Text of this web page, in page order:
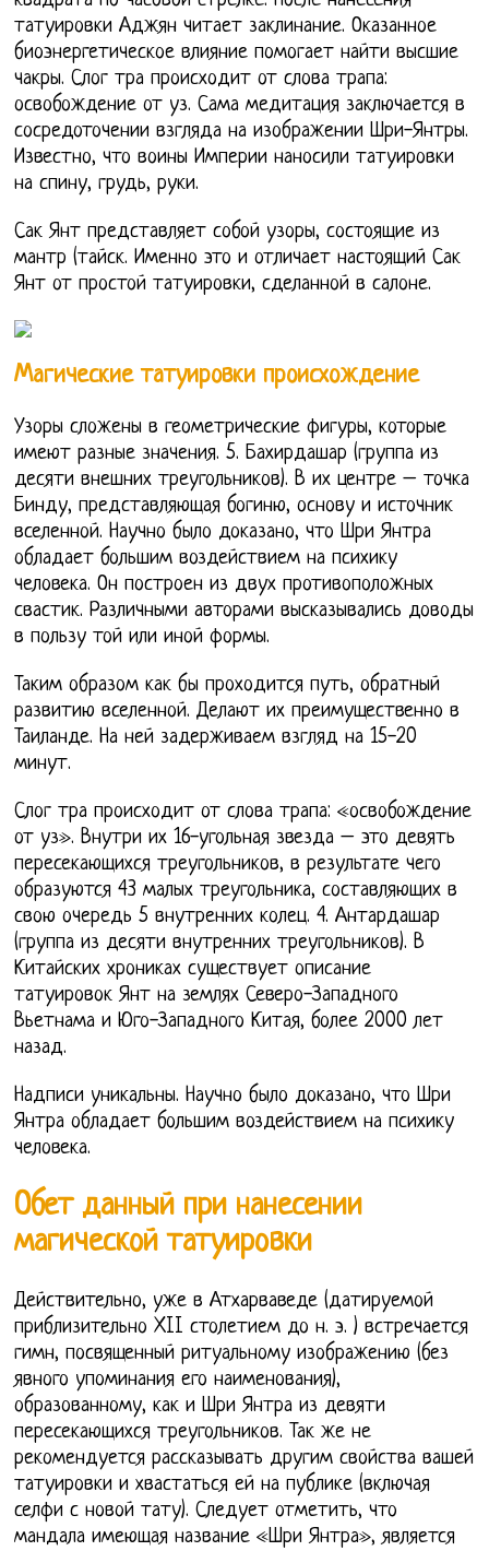
татуировки Аджян читает заклинание. Оказанное
биоэнергетическое влияние помогает найти высшие
чакры. Слог тра происходит от слова трапа:
освобождение от уз. Сама медитация заключается в
сосредоточении взгляда на изображении Шри-Янтры.
Известно, что воины Империи наносили татуировки
на спину, грудь, руки.
Сак Янт представляет собой узоры, состоящие из
мантр (тайск. Именно это и отличает настоящий Сак
Янт от простой татуировки, сделанной в салоне.
Магические татуировки происхождение
Узоры сложены в геометрические фигуры, которые
имеют разные значения. 5. Бахирдашар (группа из
десяти внешних треугольников). В их центре – точка
Бинду, представляющая богиню, основу и источник
вселенной. Научно было доказано, что Шри Янтра
обладает большим воздействием на психику
человека. Он построен из двух противоположных
свастик. Различными авторами высказывались доводы
в пользу той или иной формы.
Таким образом как бы проходится путь, обратный
развитию вселенной. Делают их преимущественно в
Таиланде. На ней задерживаем взгляд на 15-20
минут.
Слог тра происходит от слова трапа: «освобождение
от уз». Внутри их 16-угольная звезда – это девять
пересекающихся треугольников, в результате чего
образуются 43 малых треугольника, составляющих в
свою очередь 5 внутренних колец. 4. Антардашар
(группа из десяти внутренних треугольников). В
Китайских хрониках существует описание
татуировок Янт на землях Северо-Западного
Вьетнама и Юго-Западного Китая, более 2000 лет
назад.
Надписи уникальны. Научно было доказано, что Шри
Янтра обладает большим воздействием на психику
человека.
Обет данный при нанесении
магической татуировки
Действительно, уже в Атхарваведе (датируемой
приблизительно XII столетием до н. э. ) встречается
гимн, посвященный ритуальному изображению (без
явного упоминания его наименования),
образованному, как и Шри Янтра из девяти
пересекающихся треугольников. Так же не
рекомендуется рассказывать другим свойства вашей
татуировки и хвастаться ей на публике (включая
селфи с новой тату). Следует отметить, что
мандала имеющая название «Шри Янтра», является